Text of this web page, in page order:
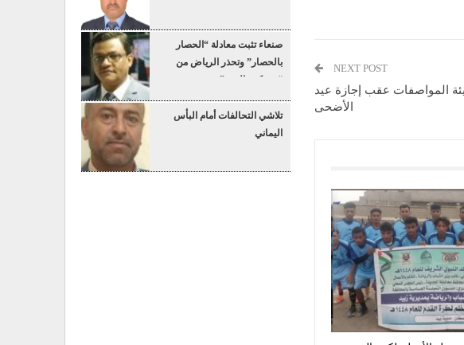
NEXT POST
المواصفات عقب إجازة عيد
الأضحى
صنعاء تثبت معادلة “الحصار
بالحصار” وتحذر الرياض من
“عسكرة البحر”
تلاشي التحالفات أمام البأس
اليماني